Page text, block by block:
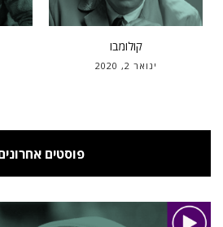
קולומבו
ינואר 2, 2020
פוסטים אחרונים